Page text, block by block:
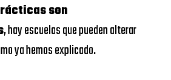
son
, hay escuelas que pueden alterar
ya hemos explicado.